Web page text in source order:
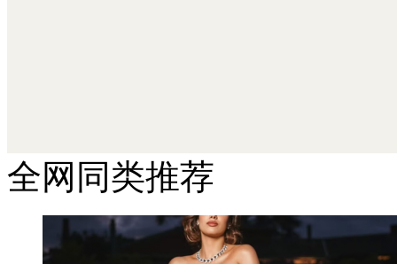
全网同类推荐